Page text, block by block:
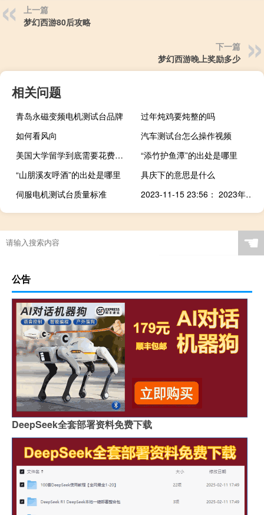
上一篇
梦幻西游80后攻略
下一篇
梦幻西游晚上奖励多少
相关问题
青岛永磁变频电机测试台品牌
过年炖鸡要炖整的吗
如何看风向
汽车测试台怎么操作视频
美国大学留学到底需要花费多少
“添竹护鱼潭”的出处是哪里
“山朋溪友呼酒”的出处是哪里
具庆下的意思是什么
伺服电机测试台质量标准
2023-11-15 23:56： 2023年11月15日23时49分，G40沪陕高速南通段由南京往启东方向139K过麒麟服务区3公里附近事故处理结束，交通恢复通行。2023年11月15日23时33分，G2503南京绕城高速南京四桥段由于降雨，横梁至麒麟枢纽限速80公里/小时。 ​​​
☚
公告
DeepSeek全套部署资料免费下载